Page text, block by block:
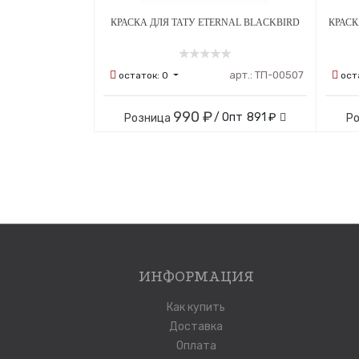
КРАСКА ДЛЯ ТАТУ ETERNAL BLACKBIRD
остаток: 0 арт.: ТП-00507
Розница 990 ₽/ Опт 891 ₽
ИНФОРМАЦИЯ
Как купить
Доставка
Оплата